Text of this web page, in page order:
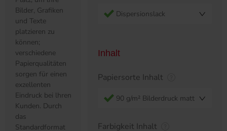
Bilder, Grafiken
und Texte
platzieren zu
können;
verschiedene
Papierqualitäten
sorgen für einen
exzellenten
Eindruck bei lhren
Kunden. Durch
das
Standardformat
Dispersionslack
Inhalt
Papiersorte Inhalt
90 g/m² Bilderdruck matt
Farbigkeit Inhalt